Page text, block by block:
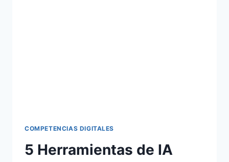
COMPETENCIAS DIGITALES
5 Herramientas de IA